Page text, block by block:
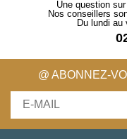
Une question
Nos conseillers
Du lundi au
@ ABONNEZ-